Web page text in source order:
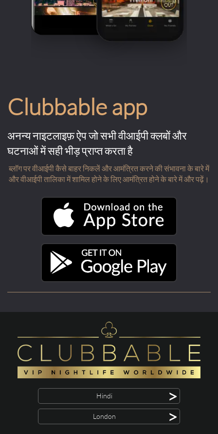
Clubbable app
अनन्य नाइटलाइफ़ ऐप जो सभी वीआईपी क्लबों और
घटनाओं में सही भीड़ प्राप्त करता है
ब्लॉग पर वीआईपी कैसे बाहर निकलें और आमंत्रित करने की संभावना के बारे में
और वीआईपी तालिका में शामिल होने के लिए आमंत्रित होने के बारे में और पढ़ें।
Hindi >
London >